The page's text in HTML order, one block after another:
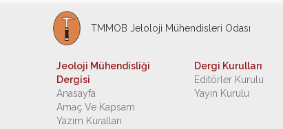
TMMOB Jeloloji Mühendisleri Odası
Jeoloji Mühendisliği
Dergisi
Anasayfa
Amaç Ve Kapsam
Yazım Kuralları
Dergi Kurulları
Editörler Kurulu
Yayın Kurulu